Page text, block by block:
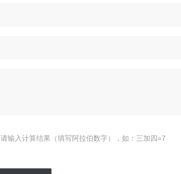
请输入计算结果（填写阿拉伯数字），如：三加四=7